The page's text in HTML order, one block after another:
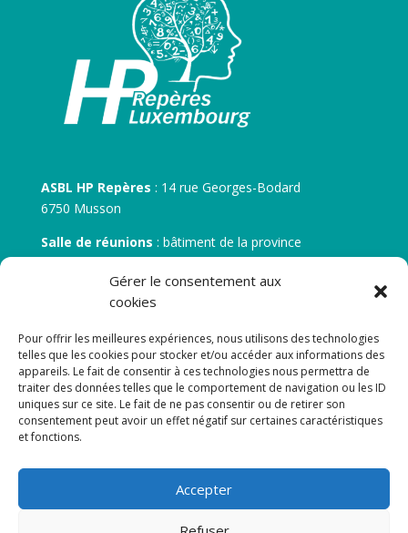
Gérer le consentement aux
cookies
Pour offrir les meilleures expériences, nous utilisons des technologies
telles que les cookies pour stocker et/ou accéder aux informations des
appareils. Le fait de consentir à ces technologies nous permettra de
traiter des données telles que le comportement de navigation ou les ID
uniques sur ce site. Le fait de ne pas consentir ou de retirer son
consentement peut avoir un effet négatif sur certaines caractéristiques
et fonctions.
Accepter
ASBL HP Repères : 14 rue Georges-Bodard
6750 Musson
Salle de réunions : bâtiment de la province
30 rue Zénobe Gramme – 6700 Arlon
N° d’entreprise :BE 0506.746.707
N° de compte IBAN
: BE 05 7512 0751 5675
Newsletter
Adresse de courrier électronique: